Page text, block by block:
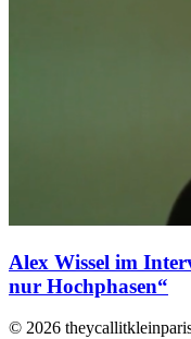
Alex Wissel im
nur Hochphasen“
© 2026